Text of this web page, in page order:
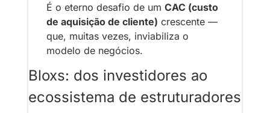
É o eterno desafio de um CAC (custo
de aquisição de cliente) crescente —
que, muitas vezes, inviabiliza o
modelo de negócios.
Bloxs: dos investidores ao
ecossistema de estruturadores